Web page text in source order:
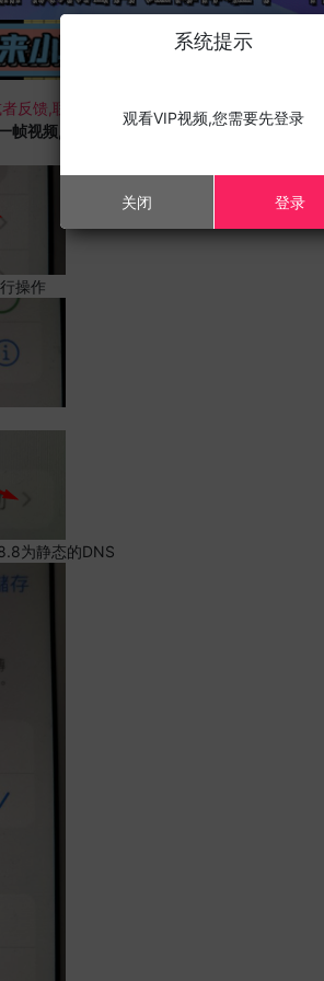
反馈,联系我们;
视频,且您的设备为苹果手机,请进行以下修改;
操作
为静态的DNS
系统提示
观看VIP视频,您需要先登录
关闭 登录